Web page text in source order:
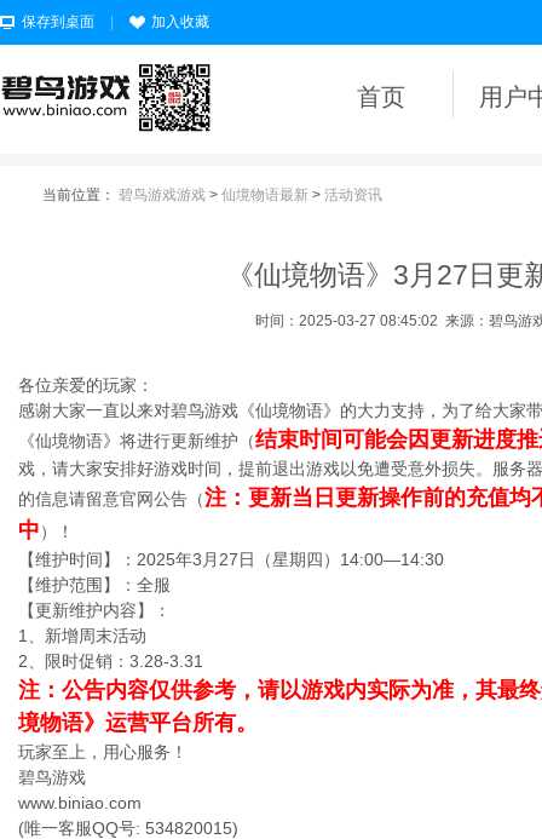
保存到桌面 加入收藏
首页 用户
当前位置： 碧鸟游戏游戏 > 仙境物语最新 > 活动资讯
《仙境物语》3月27日更
时间：2025-03-27 08:45:02 来源：碧鸟游
各位亲爱的玩家：
感谢大家一直以来对碧鸟游戏《仙境物语》的大力支持，为了给大家
《仙境物语》将进行更新维护（结束时间可能会因更新进度
戏，请大家安排好游戏时间，提前退出游戏以免遭受意外损失。服务
的信息请留意官网公告（注：更新当日更新操作前的充值
中）！
【维护时间】：2025年3月27日（星期四）14:00—14:30
【维护范围】：全服
【更新维护内容】：
1、新增周末活动
2、限时促销：3.28-3.31
注：公告内容仅供参考，请以游戏内实际为准，其最
境物语》运营平台所有。
玩家至上，用心服务！
碧鸟游戏
www.biniao.com
(唯一客服QQ号: 534820015)